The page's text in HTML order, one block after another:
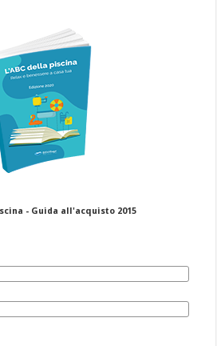
- Guida all'acquisto 2015